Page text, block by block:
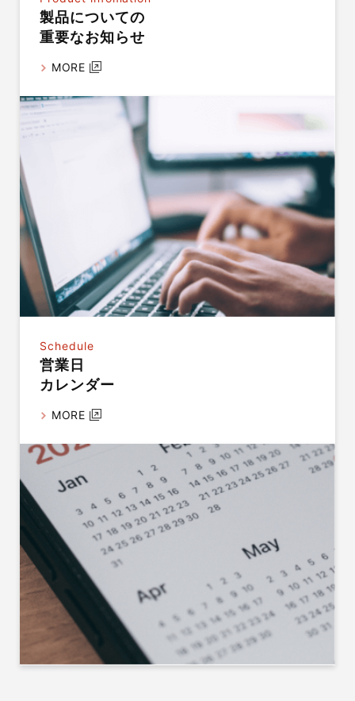
製品についての
重要なお知らせ
MORE
Schedule
営業日
カレンダー
MORE